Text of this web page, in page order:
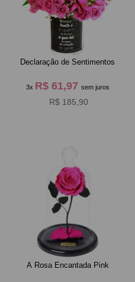
Declaração de Sentimentos
3x R$ 61,97 sem juros
R$ 185,90
A Rosa Encantada Pink